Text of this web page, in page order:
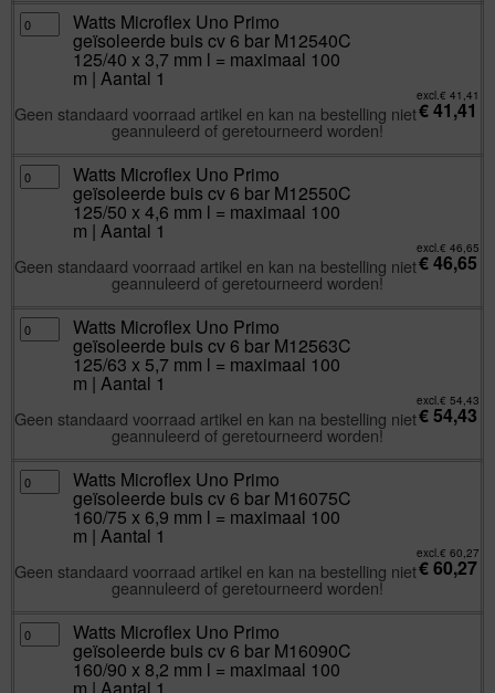
3,7
mm
l
Aantal
1
Watts
Microflex
Uno
geïsoleerde
bar
M12540C
3,7
mm
l
Aantal
1
Watts Microflex Uno Primo
geïsoleerde buis cv 6 bar M12540C
125/40 x 3,7 mm l = maximaal 100
m | Aantal 1
excl.€ 41,41
€41,41
Geen standaard voorraad artikel en kan na bestelling niet
geannuleerd of geretourneerd worden!
Watts
Microflex
Uno
geïsoleerde
bar
M12550C
4,6
mm
l
Aantal
1
Watts Microflex Uno Primo
geïsoleerde buis cv 6 bar M12550C
125/50 x 4,6 mm l = maximaal 100
m | Aantal 1
excl.€ 46,65
€46,65
Geen standaard voorraad artikel en kan na bestelling niet
geannuleerd of geretourneerd worden!
Watts
Microflex
Uno
geïsoleerde
bar
M12563C
5,7
mm
l
Aantal
1
Watts Microflex Uno Primo
geïsoleerde buis cv 6 bar M12563C
125/63 x 5,7 mm l = maximaal 100
m | Aantal 1
excl.€ 54,43
€54,43
Geen standaard voorraad artikel en kan na bestelling niet
geannuleerd of geretourneerd worden!
Watts
Microflex
Uno
geïsoleerde
bar
M16075C
6,9
mm
l
Watts Microflex Uno Primo
geïsoleerde buis cv 6 bar M16075C
160/75 x 6,9 mm l = maximaal 100
m | Aantal 1
excl.€ 60,27
€60,27
Geen standaard voorraad artikel en kan na bestelling niet
geannuleerd of geretourneerd worden!
Watts
Microflex
Uno
geïsoleerde
Watts Microflex Uno Primo
geïsoleerde buis cv 6 bar M16090C
160/90 x 8,2 mm l = maximaal 100